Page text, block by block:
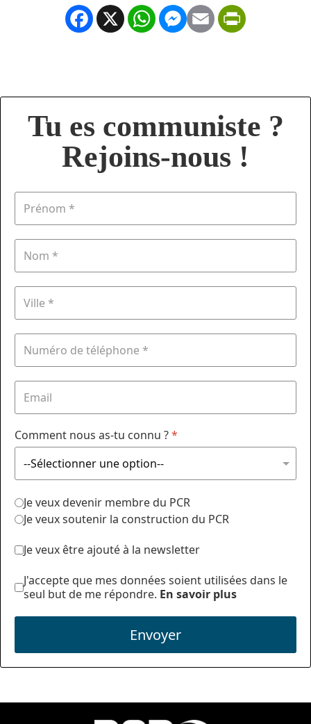
Facebook
X WhatsApp
Messenger
Email
Tu es communiste ?
Rejoins-nous !
Comment nous as-tu connu ?*
Je veux devenir membre du PCR
Je veux soutenir la construction du PCR
Je veux être ajouté à la newsletter
J'accepte que mes données soient utilisées dans le
seul but de me répondre. En savoir plus
Envoyer